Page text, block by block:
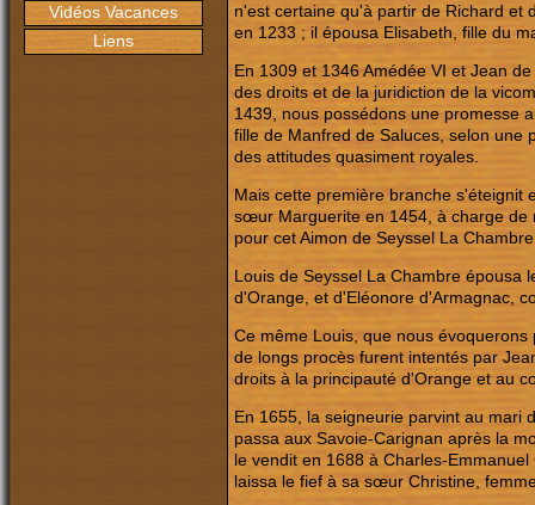
Vidéos Vacances
Liens
n'est certaine qu'à partir de Richard et
en 1233 ; il épousa Elisabeth, fille du
En 1309 et 1346 Amédée VI et Jean
des droits et de la juridiction de la
1439, nous possédons une promesse
fille de Manfred de Saluces, selon une
des attitudes quasiment royales.
Mais cette première branche s'éteignit
sœur Marguerite en 1454, à charge de
pour cet Aimon de Seyssel La
Louis de Seyssel La Chambre épousa
d'Orange, et d'Eléonore d'Armagnac,
Ce même Louis, que nous
de longs procès furent intentés par
droits à la principauté d'Orange et au
En 1655, la seigneurie parvint au mari
passa aux Savoie-Carignan après la
le vendit en 1688 à Charles-
laissa le fief à sa sœur Christine,